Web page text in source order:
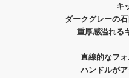
キ
ダークグレーの
重厚感溢れる
直線的なフ
ハンドルがア